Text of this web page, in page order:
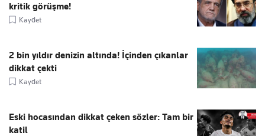
kritik görüşme!
Kaydet
2 bin yıldır denizin altında! İçinden çıkanlar
dikkat çekti
Kaydet
Eski hocasından dikkat çeken sözler: Tam bir
katil